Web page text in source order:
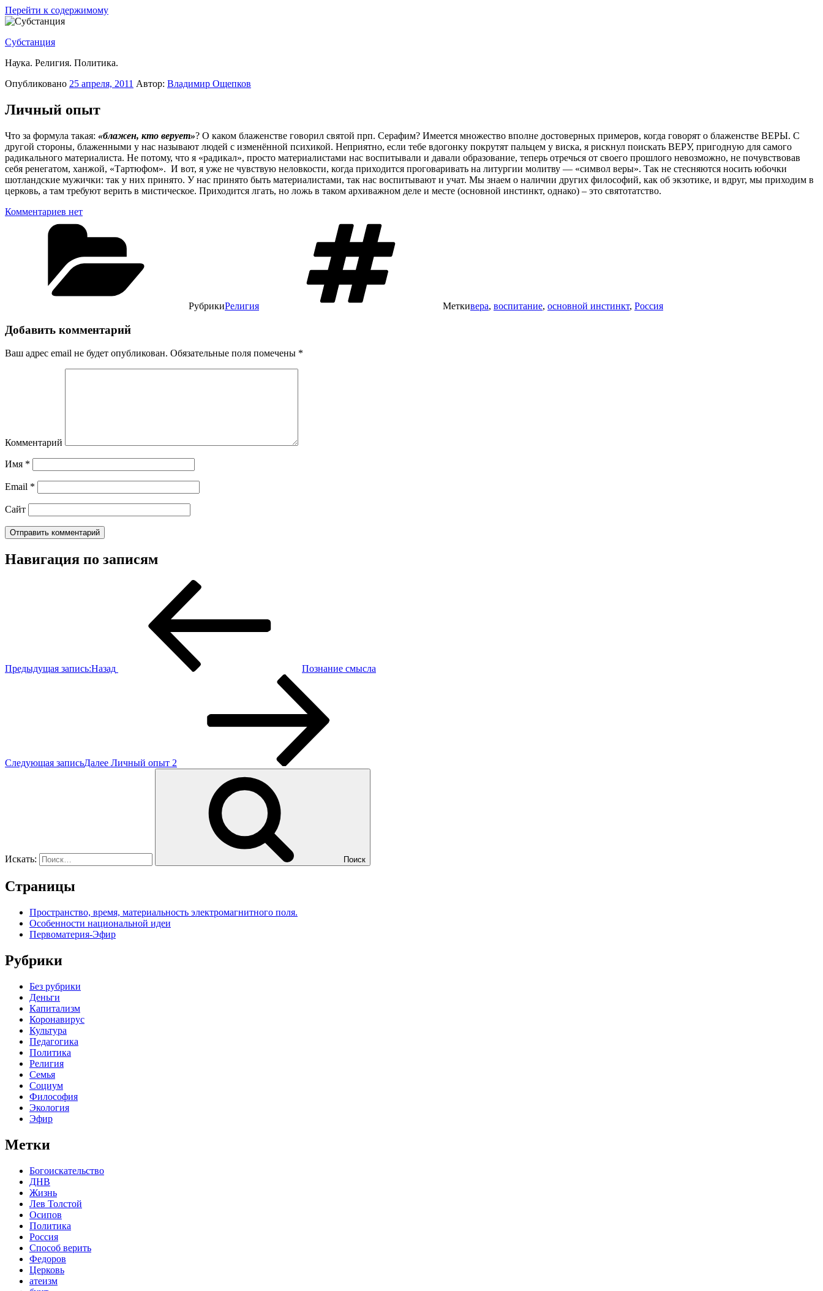
Перейти к содержимому
Субстанция
Наука. Религия. Политика.
Опубликовано 25 апреля, 2011 Автор: Владимир Ощепков
Личный опыт
Что за формула такая: «блажен, кто верует»? О каком блаженстве говорил святой прп. Серафим? Имеется множество вполне достоверных примеров, когда говорят о блаженстве ВЕРЫ. С
другой стороны, блаженными у нас называют людей с изменённой психикой. Неприятно, если тебе вдогонку покрутят пальцем у виска, я рискнул поискать ВЕРУ, пригодную для самого
радикального материалиста. Не потому, что я «радикал», просто материалистами нас воспитывали и давали образование, теперь отречься от своего прошлого невозможно, не почувствовав
себя ренегатом, ханжой, «Тартюфом». И вот, я уже не чувствую неловкости, когда приходится проговаривать на литургии молитву — «символ веры». Так не стесняются носить юбочки
шотландские мужички: так у них принято. У нас принято быть материалистами, так нас воспитывают и учат. Мы знаем о наличии других философий, как об экзотике, и вдруг, мы приходим в
церковь, а там требуют верить в мистическое. Приходится лгать, но ложь в таком архиважном деле и месте (основной инстинкт, однако) – это святотатство.
Комментариев нет
РубрикиРелигия Меткивера, воспитание, основной инстинкт, Россия
Добавить комментарий
Ваш адрес email не будет опубликован. Обязательные поля помечены *
Комментарий
Имя *
Email *
Сайт
Навигация по записям
Предыдущая запись:Назад Познание смысла
Следующая записьДалее Личный опыт 2
Искать: Поиск
Страницы
Пространство, время, материальность электромагнитного поля.
Особенности национальной идеи
Первоматерия-Эфир
Рубрики
Без рубрики
Деньги
Капитализм
Коронавирус
Культура
Педагогика
Политика
Религия
Семья
Социум
Философия
Экология
Эфир
Метки
Богоискательство
ДНВ
Жизнь
Лев Толстой
Осипов
Политика
Россия
Способ верить
Федоров
Церковь
атеизм